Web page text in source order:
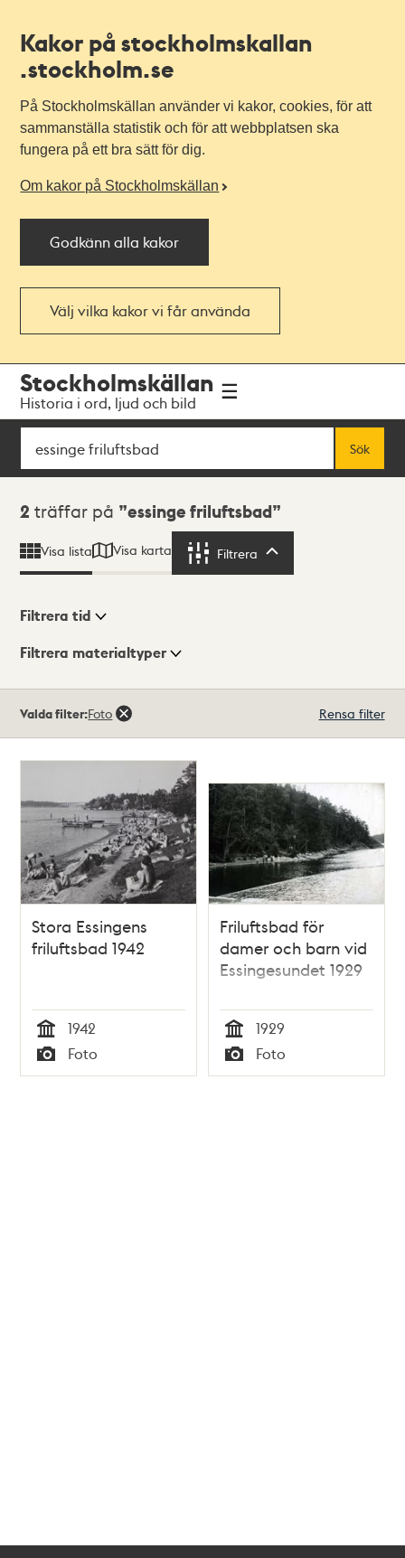
Kakor på stockholmskallan
.stockholm.se
På Stockholmskällan använder vi kakor, cookies, för att
sammanställa statistik och för att webbplatsen ska
fungera på ett bra sätt för dig.
Om kakor på Stockholmskällan
Godkänn alla kakor
Välj vilka kakor vi får använda
navigationen
huvudinnehållet
Stockholmskällan
Historia i ord, ljud och bild
Sök
Sök
Sökresultat
2 träffar på essinge friluftsbad
Visa lista Visa karta Filtrera
Visningsläge
Filtrera tid
Filtrera materialtyper
träffar
Valda filter:Foto Rensa filter
Stora Essingens
friluftsbad 1942
Tid
1942
Typ
Foto
Friluftsbad för
damer och barn vid
Essingesundet 1929
Tid
1929
Typ
Foto